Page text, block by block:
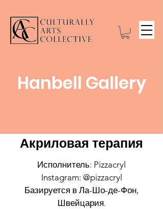
Hanbell Gallery
Акриловая терапия
Исполнитель: Pizzacryl
Instagram: @pizzacryl
Базируется в Ла-Шо-де-Фон,
Швейцария.